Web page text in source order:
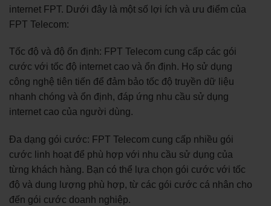
internet FPT. Dưới đây là một số lợi ích và ưu điểm của
FPT Telecom:
Tốc độ và độ ổn định: FPT Telecom cung cấp các gói
cước với tốc độ internet cao và ổn định. Họ sử dụng
công nghệ tiên tiến để đảm bảo tốc độ truyền dữ liệu
nhanh chóng và ổn định, đáp ứng nhu cầu sử dụng
internet cao của người dùng.
Đa dạng gói cước: FPT Telecom cung cấp nhiều gói
cước linh hoạt để phù hợp với nhu cầu sử dụng của
từng khách hàng. Bạn có thể lựa chọn gói cước với tốc
độ và dung lượng phù hợp, từ các gói cước cá nhân cho
đến gói cước doanh nghiệp.